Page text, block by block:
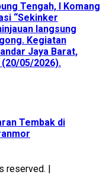
Tengah, I Komang
“Sekinker
langsung
Kegiatan
Jaya Barat,
05/2026).
Tembak di
reserved. |